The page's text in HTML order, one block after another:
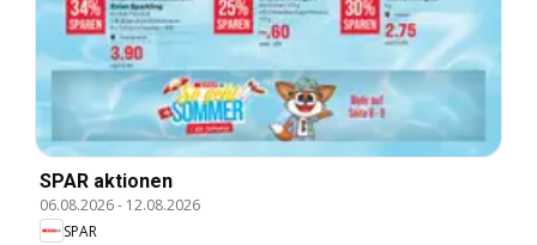
SPAR aktionen
06.08.2026- 12.08.2026
SPAR